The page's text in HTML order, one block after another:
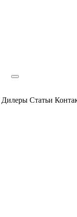
Дилеры Статьи